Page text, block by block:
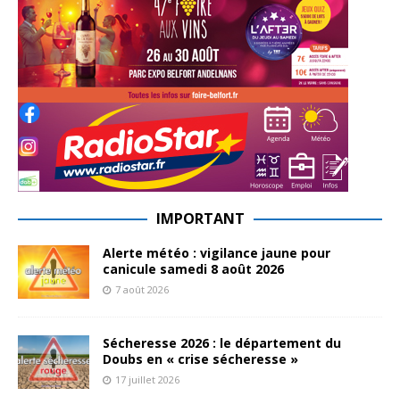
IMPORTANT
Alerte météo : vigilance jaune pour
canicule samedi 8 août 2026
7 août 2026
Sécheresse 2026 : le département du
Doubs en « crise sécheresse »
17 juillet 2026